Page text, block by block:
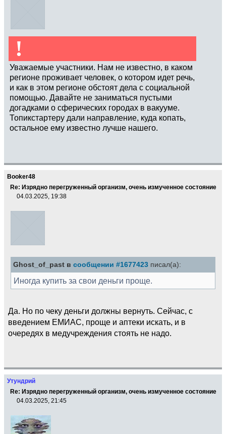
!
Уважаемые участники. Нам не известно, в каком
регионе проживает человек, о котором идет речь,
и как в этом регионе обстоят дела с социальной
помощью. Давайте не заниматься пустыми
догадками о сферических городах в вакууме.
Топикстартеру дали направление, куда копать,
остальное ему известно лучше нашего.
Booker48
Re: Изрядно перегруженный организм, очень измученное состояние
04.03.2025, 19:38
Ghost_of_past в сообщении #1677423 писал(а):
Иногда купить за свои деньги проще.
Да. Но по чеку деньги должны вернуть. Сейчас, с
введением ЕМИАС, проще и аптеки искать, и в
очередях в медучреждения стоять не надо.
Утундрий
Re: Изрядно перегруженный организм, очень измученное состояние
04.03.2025, 21:45